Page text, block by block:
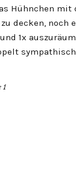
Hühnchen
decken, noch
1x
sympathisch
1